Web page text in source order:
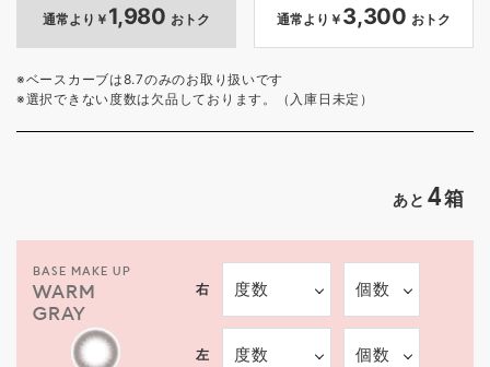
通常より￥ 1,980 おトク
通常より￥ 3,300 おトク
※ベースカーブは8.7のみのお取り扱いです
※選択できない度数は欠品しております。（入庫日未定）
あと 4箱
BASE MAKE UP
WARM
GRAY
右 度数 個数
左 度数 個数